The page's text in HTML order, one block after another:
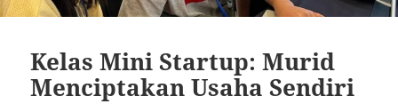
Kelas Mini Startup: Murid
Menciptakan Usaha Sendiri